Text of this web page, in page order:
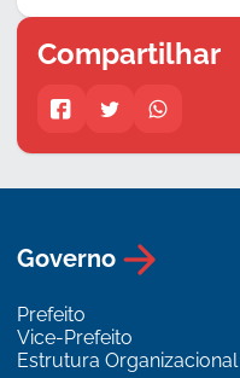
Compartilhar
Governo
Prefeito
Vice-Prefeito
Estrutura Organizacional